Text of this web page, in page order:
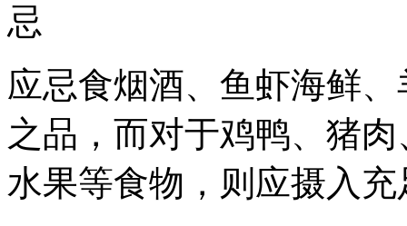
忌
应忌食烟酒、鱼虾海鲜
之品，而对于鸡鸭、猪
水果等食物，则应摄入